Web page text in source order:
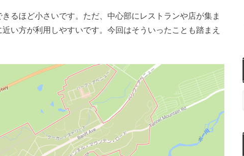
るほど小さいです。ただ、中心部にレストランや店が集ま
い方が利用しやすいです。今回はそういったことも踏まえ